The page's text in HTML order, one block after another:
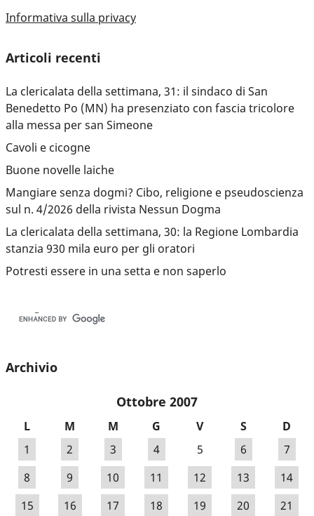
Informativa sulla privacy
Articoli recenti
La clericalata della settimana, 31: il sindaco di San
Benedetto Po (MN) ha presenziato con fascia tricolore
alla messa per san Simeone
Cavoli e cicogne
Buone novelle laiche
Mangiare senza dogmi? Cibo, religione e pseudoscienza
sul n. 4/2026 della rivista Nessun Dogma
La clericalata della settimana, 30: la Regione Lombardia
stanzia 930 mila euro per gli oratori
Potresti essere in una setta e non saperlo
Archivio
Ottobre 2007
L M M G V S
D
1
2 3 4 5 6
7
8
9 10 11 12 13
14
15
16 17 18 19 20
21